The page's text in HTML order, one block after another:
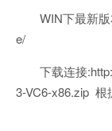
WIN下最新
e/
下载连接
3-VC6-x86.zip 根